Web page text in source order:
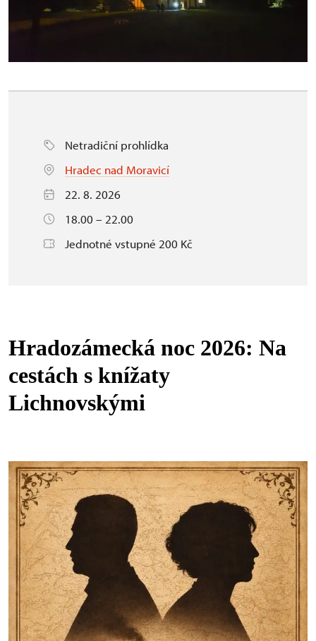
Netradiční prohlídka
Hradec nad Moravicí
22. 8. 2026
18.00 – 22.00
Jednotné vstupné 200 Kč
Hradozámecká noc 2026: Na
cestách s knížaty
Lichnovskými